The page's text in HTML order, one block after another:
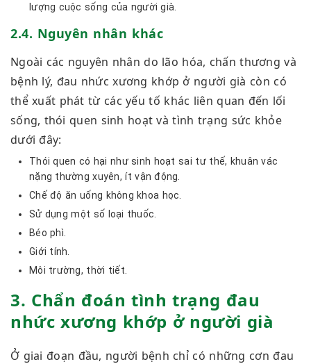
lượng cuộc sống của người già.
2.4. Nguyên nhân khác
Ngoài các nguyên nhân do lão hóa, chấn thương và
bệnh lý, đau nhức xương khớp ở người già còn có
thể xuất phát từ các yếu tố khác liên quan đến lối
sống, thói quen sinh hoạt và tình trạng sức khỏe
dưới đây:
Thói quen có hại như sinh hoạt sai tư thế, khuân vác
nặng thường xuyên, ít vận động.
Chế độ ăn uống không khoa học.
Sử dụng một số loại thuốc.
Béo phì.
Giới tính.
Môi trường, thời tiết.
3. Chẩn đoán tình trạng đau
nhức xương khớp ở người già
Ở giai đoạn đầu, người bệnh chỉ có những cơn đau